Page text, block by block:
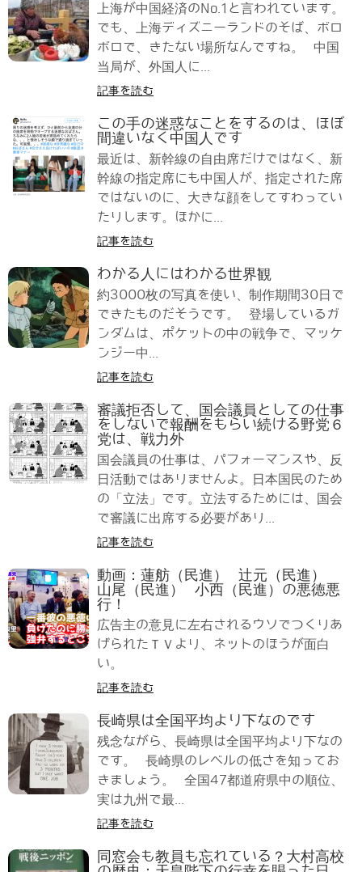
上海が中国経済のNo.1と言われています。
でも、上海ディズニーランドのそば、ボロ
ボロで、きたない場所なんですね。 中国
当局が、外国人に...
記事を読む
この手の迷惑なことをするのは、ほぼ
間違いなく中国人です
最近は、新幹線の自由席だけではなく、新
幹線の指定席にも中国人が、指定された席
ではないのに、大きな顔をしてすわってい
たりします。ほかに...
記事を読む
わかる人にはわかる世界観
約3000枚の写真を使い、制作期間30日で
できたものだそうです。 登場しているガ
ンダムは、ポケットの中の戦争で、マッケ
ンジー中...
記事を読む
審議拒否して、国会議員としての仕事
をしないで報酬をもらい続ける野党６
党は、戦力外
国会議員の仕事は、パフォーマンスや、反
日活動ではありませんよ。日本国民のため
の「立法」です。立法するためには、国会
で審議に出席する必要があり...
記事を読む
動画：蓮舫（民進） 辻元（民進）
山尾（民進） 小西（民進）の悪徳悪
行！
広告主の意見に左右されるウソでつくりあ
げられたＴＶより、ネットのほうが面白
い。
記事を読む
長崎県は全国平均より下なのです
残念ながら、長崎県は全国平均より下なの
です。 長崎県のレベルの低さを知ってお
きましょう。 全国47都道府県中の順位、
実は九州で最...
記事を読む
同窓会も教員も忘れている？大村高校